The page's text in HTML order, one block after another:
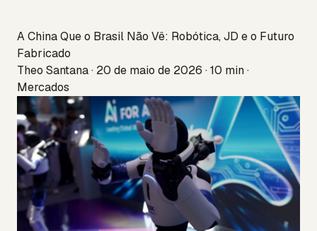
A China Que o Brasil Não Vê: Robótica, JD e o Futuro
Fabricado
Theo Santana · 20 de maio de 2026 · 10 min ·
Mercados